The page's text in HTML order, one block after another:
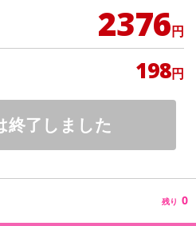
2376円
198円
終了しました
残り 0